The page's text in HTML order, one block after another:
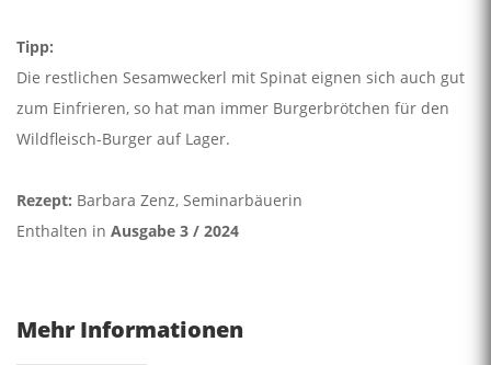
Tipp:
Die restlichen Sesamweckerl mit Spinat eignen sich auch gut
zum Einfrieren, so hat man immer Burgerbrötchen für den
Wildfleisch-Burger auf Lager.
Rezept: Barbara Zenz, Seminarbäuerin
Enthalten in Ausgabe 3 / 2024
Mehr Informationen